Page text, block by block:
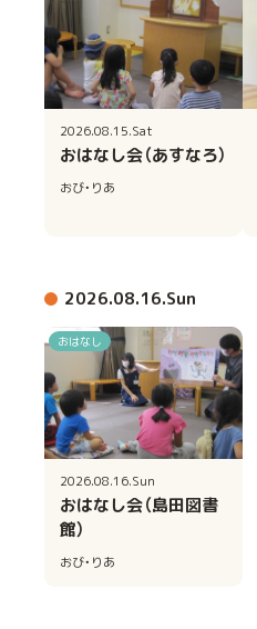
2026.08.15.Sat
おはなし会（あすなろ）
おび・りあ
2026.08.16.Sun
おはなし
2026.08.16.Sun
おはなし会（島田図書
館）
おび・りあ